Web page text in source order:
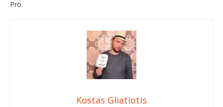
Pro.
Kostas Gliatiotis